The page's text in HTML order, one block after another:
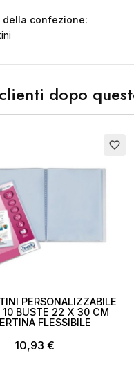
della confezione:
dopo
favorite_border
PERSONALIZZABILE
10 BUSTE 22 X 30 CM
FLESSIBILE
10,93 €